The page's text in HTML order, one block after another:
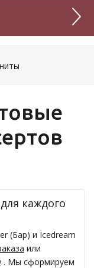
77-99
каждого
(Бар) и Icedream
или
. Мы сформируем